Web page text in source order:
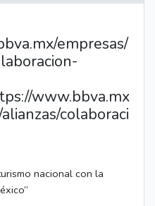
empresas/
www.bbva.mx
colaboraci
nacional con la